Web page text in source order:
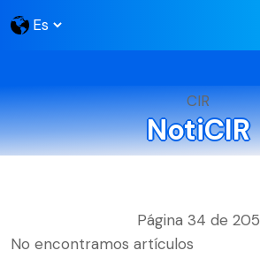
CIR
NotiCIR
Página 34 de 205
No encontramos artículos